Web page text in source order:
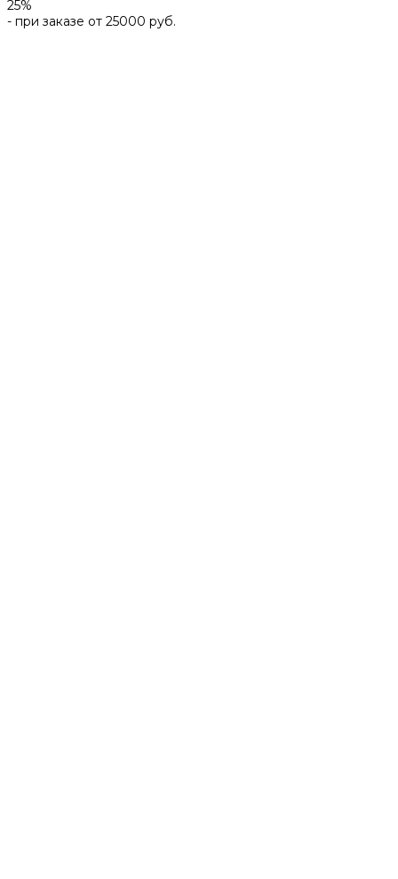
25%
- при заказе от 25000 руб.